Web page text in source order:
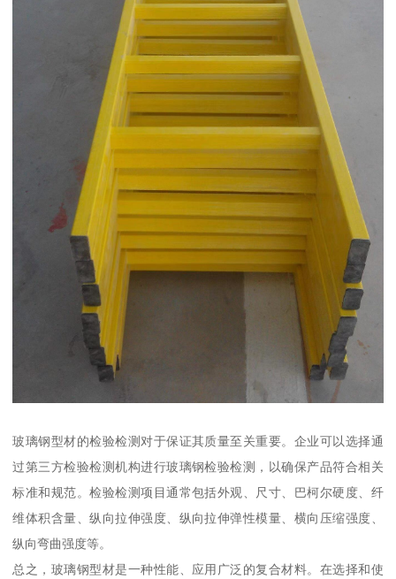
玻璃钢型材的检验检测对于保证其质量至关重要。企业可以选择通
过第三方检验检测机构进行玻璃钢检验检测，以确保产品符合相关
标准和规范。检验检测项目通常包括外观、尺寸、巴柯尔硬度、纤
维体积含量、纵向拉伸强度、纵向拉伸弹性模量、横向压缩强度、
纵向弯曲强度等。
总之，玻璃钢型材是一种性能、应用广泛的复合材料。在选择和使